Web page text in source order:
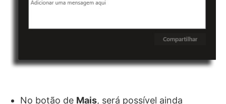
No botão de Mais, será possível ainda